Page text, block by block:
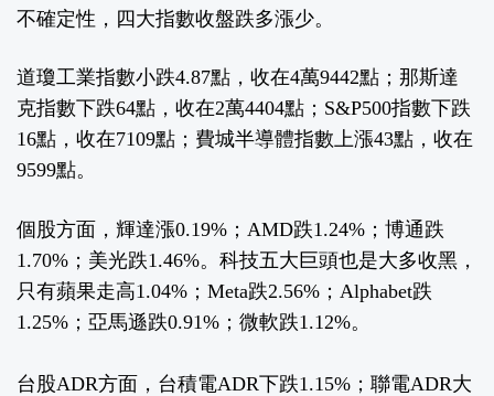
不確定性，四大指數收盤跌多漲少。
道瓊工業指數小跌4.87點，收在4萬9442點；那斯達
克指數下跌64點，收在2萬4404點；S&P500指數下跌
16點，收在7109點；費城半導體指數上漲43點，收在
9599點。
個股方面，輝達漲0.19%；AMD跌1.24%；博通跌
1.70%；美光跌1.46%。科技五大巨頭也是大多收黑，
只有蘋果走高1.04%；Meta跌2.56%；Alphabet跌
1.25%；亞馬遜跌0.91%；微軟跌1.12%。
台股ADR方面，台積電ADR下跌1.15%；聯電ADR大